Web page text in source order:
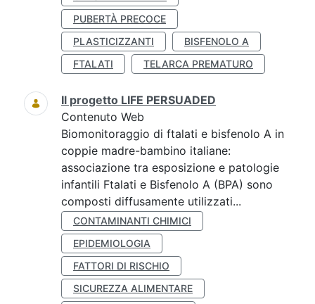
PUBERTÀ PRECOCE
PLASTICIZZANTI
BISFENOLO A
FTALATI
TELARCA PREMATURO
Il progetto LIFE PERSUADED
Contenuto Web
Biomonitoraggio di ftalati e bisfenolo A in
coppie madre-bambino italiane:
associazione tra esposizione e patologie
infantili Ftalati e Bisfenolo A (BPA) sono
composti diffusamente utilizzati...
CONTAMINANTI CHIMICI
EPIDEMIOLOGIA
FATTORI DI RISCHIO
SICUREZZA ALIMENTARE